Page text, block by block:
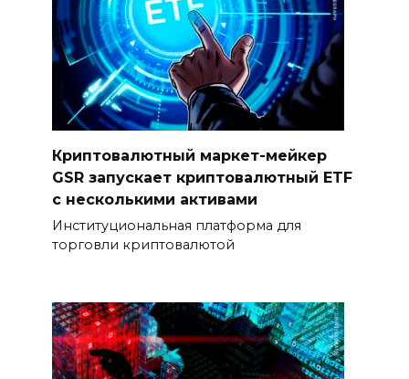
Криптовалютный маркет-мейкер
GSR запускает криптовалютный ETF
с несколькими активами
Институциональная платформа для
торговли криптовалютой